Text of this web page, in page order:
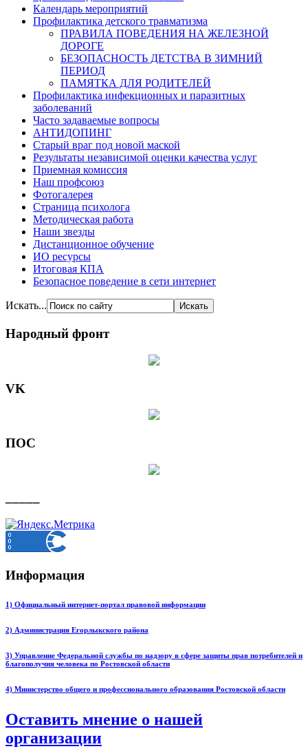
Календарь мероприятий
Профилактика детского травматизма
ПРАВИЛА ПОВЕДЕНИЯ НА ЖЕЛЕЗНОЙ
ДОРОГЕ
БЕЗОПАСНОСТЬ ДЕТСТВА В ЗИМНИЙ
ПЕРИОД
ПАМЯТКА ДЛЯ РОДИТЕЛЕЙ
Профилактика инфекционных и паразитных
заболеваний
Часто задаваемые вопросы
АНТИДОПИНГ
Старый враг под новой маской
Результаты независимой оценки качества услуг
Приемная комиссия
Наш профсоюз
Фотогалерея
Страница психолога
Методическая работа
Наши звезды
Дистанционное обучение
ИО ресурсы
Итоговая КПА
Безопасное поведение в сети интернет
Искать...
Народный фронт
VK
ПОС
Информация
1) Официальный интернет-портал правовой информации
2) Администрация Егорлыкского района
3) Управление Федеральной службы по надзору в сфере защиты прав потребителей и
благополучия человека по Ростовской области
4) Министерство общего и профессионального образования Ростовской области
Оставить мнение о нашей
организации